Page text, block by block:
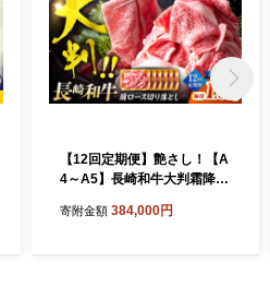
【12回定期便】艶さし！【A
4～A5】長崎和牛大判霜降り
0g×6パック）＜株式会社ME
寄附金額 384,000円